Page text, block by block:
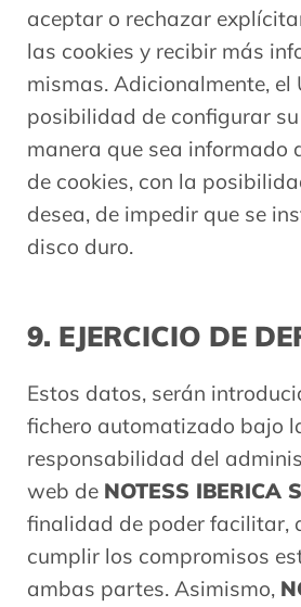
aceptar o rechazar
las cookies y recibir más
mismas. Adicionalmente, el
posibilidad de configurar
manera que sea informado
de cookies, con la
desea, de impedir que se
disco duro.
9. EJERCICIO DE
Estos datos, serán
fichero automatizado bajo
responsabilidad del
web de NOTESS IBERICA
finalidad de poder facilitar,
cumplir los compromisos
ambas partes. Asimismo,